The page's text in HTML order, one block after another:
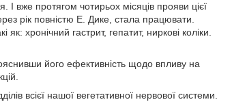
І вже протягом чотирьох місяців прояви цієї
рік повністю Е. Дике, стала працювати.
хронічний гастрит, гепатит, ниркові коліки.
його ефективність щодо впливу на
всієї нашої вегетативної нервової системи.